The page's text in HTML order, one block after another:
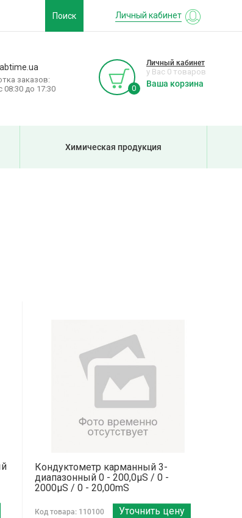
Поиск Личный кабинет
заказов:
08:30 до 17:30
0
Личный кабинет
у Вас 0 товаров
Ваша корзина
Химическая продукция
Кондуктометр карманный 3-
диапазонный 0 - 200,0μS / 0 -
2000μS / 0 - 20,00mS
Код товара: 110100 Уточнить цену